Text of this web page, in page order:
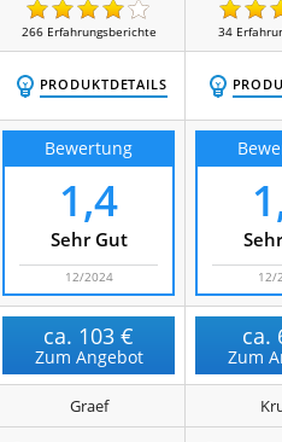
266 Erfahrungsberichte 34
PRODUKTDETAILS
Bewertung
1,4
Sehr Gut
12/2024 12/
ca. 103 €
Zum Angebot
ca.
Zum
Graef